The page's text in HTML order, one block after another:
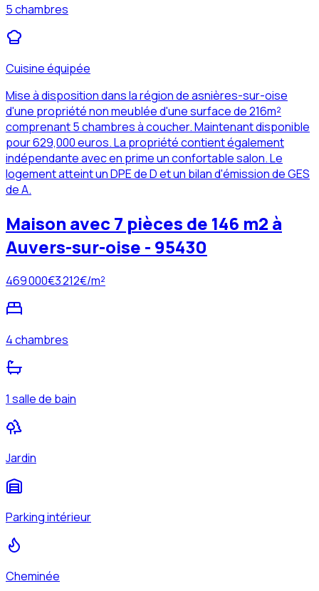
5 chambres
Cuisine équipée
Mise à disposition dans la région de asnières-sur-oise
d'une propriété non meublée d'une surface de 216m²
comprenant 5 chambres à coucher. Maintenant disponible
pour 629,000 euros. La propriété contient également
indépendante avec en prime un confortable salon. Le
logement atteint un DPE de D et un bilan d'émission de GES
de A.
Maison avec 7 pièces de 146 m2 à
Auvers-sur-oise - 95430
469 000€3 212€/m²
4 chambres
1 salle de bain
Jardin
Parking intérieur
Cheminée